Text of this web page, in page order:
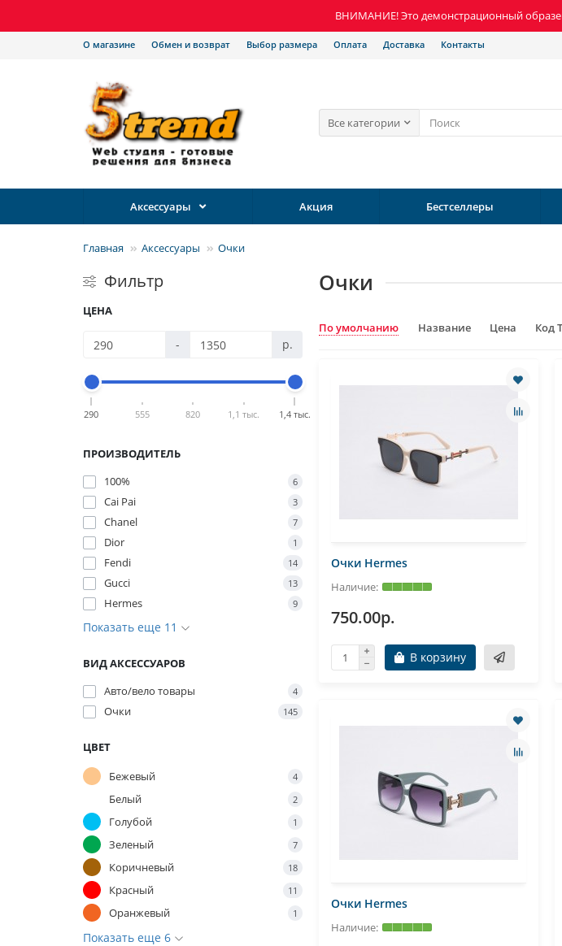
ВНИМАНИЕ! Это демонстрационный
О магазине Обмен и возврат Выбор размера Оплата Доставка Контакты
Все категории
Аксессуары Акция Бестселлеры
Главная Аксессуары Очки
Фильтр
ЦЕНА
- р.
290 555 820 1,1 тыс. 1,4 тыс.
ПРОИЗВОДИТЕЛЬ
100%
6
Cai Pai 3
Chanel 7
Dior 1
Fendi 14
Gucci 13
Hermes 9
Показать еще 11
ВИД АКСЕССУАРОВ
Авто/вело товары
4
Очки 145
ЦВЕТ
Бежевый
4
Белый 2
Голубой 1
Зеленый 7
Коричневый 18
Красный 11
Оранжевый 1
Показать еще 6
Очки
По умолчанию Название Цена Код
Очки Hermes
750.00р.
В корзину
Очки Hermes